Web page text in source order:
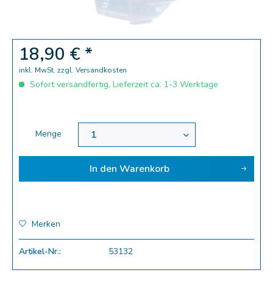
18,90 € *
inkl. MwSt. zzgl. Versandkosten
Sofort versandfertig, Lieferzeit ca. 1-3 Werktage
Menge
In den Warenkorb
Merken
Artikel-Nr.: 53132